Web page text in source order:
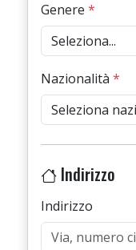
Genere *
Nazionalità *
Indirizzo
Indirizzo